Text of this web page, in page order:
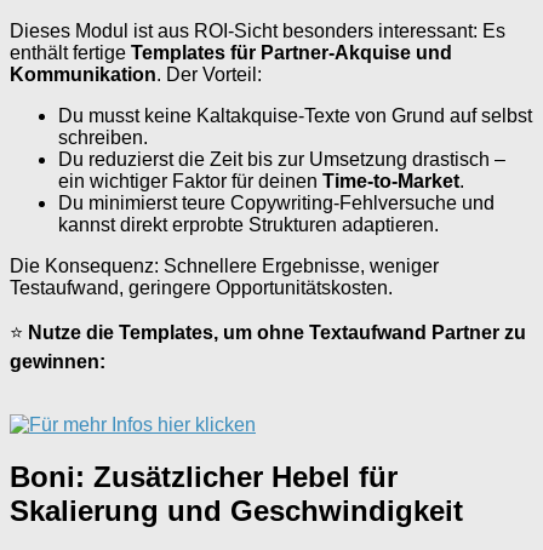
Dieses Modul ist aus ROI-Sicht besonders interessant: Es
enthält fertige Templates für Partner-Akquise und
Kommunikation. Der Vorteil:
Du musst keine Kaltakquise-Texte von Grund auf selbst
schreiben.
Du reduzierst die Zeit bis zur Umsetzung drastisch –
ein wichtiger Faktor für deinen Time-to-Market.
Du minimierst teure Copywriting-Fehlversuche und
kannst direkt erprobte Strukturen adaptieren.
Die Konsequenz: Schnellere Ergebnisse, weniger
Testaufwand, geringere Opportunitätskosten.
⭐ Nutze die Templates, um ohne Textaufwand Partner zu
gewinnen:
Boni: Zusätzlicher Hebel für
Skalierung und Geschwindigkeit